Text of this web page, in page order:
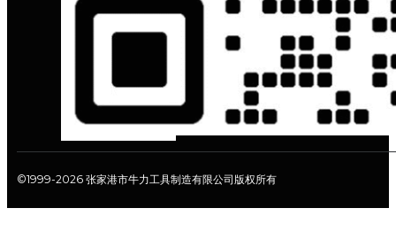
©1999-2026 张家港市牛力工具制造有限公司版权所有